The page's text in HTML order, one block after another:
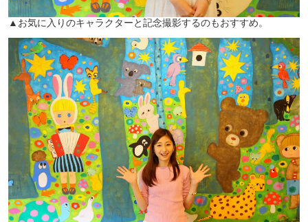
▲お気に入りのキャラクターと記念撮影するのもおすすめ。